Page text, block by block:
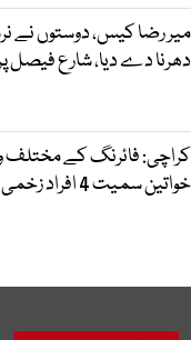
میر رضا کیس، دوستوں نے
دھرنا دے دیا، شارع فیصل
خواتین سمیت 4 افراد زخمی